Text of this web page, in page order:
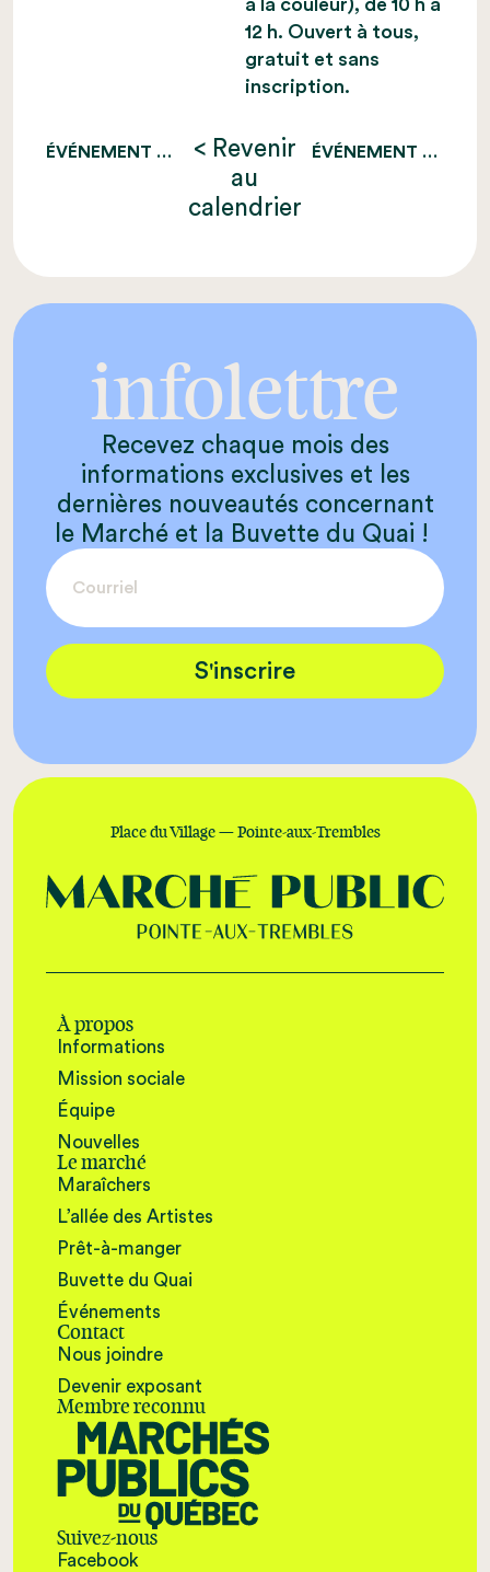
12 h. Ouvert à tous,
gratuit et sans
inscription.
ÉVÉNEMENT PRÉCÉDENT
< Revenir
au
calendrier
ÉVÉNEMENT SUIVANT
infolettre
Recevez chaque mois des
informations exclusives et les
dernières nouveautés concernant
le Marché et la Buvette du Quai !
S'inscrire
Place du Village — Pointe-aux-Trembles
À propos
Informations
Mission sociale
Équipe
Nouvelles
Le marché
Maraîchers
L’allée des Artistes
Prêt-à-manger
Buvette du Quai
Événements
Contact
Nous joindre
Devenir exposant
Membre reconnu
Suivez-nous
Facebook